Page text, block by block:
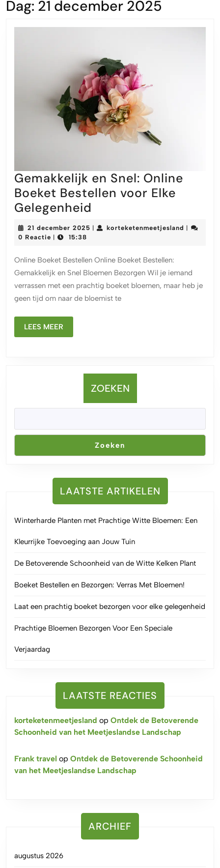
Dag: 21 december 2025
Gemakkelijk en Snel: Online
Boeket Bestellen voor Elke
Gelegenheid
en
Snel:
Boeket
Bestellen
voor
21 december 2025 21| korteketenmeetjesland |
0 Reactie | 15:38
Online Boeket Bestellen Online Boeket Bestellen:
Gemakkelijk en Snel Bloemen Bezorgen Wil je iemand
verrassen met een prachtig boeket bloemen, maar heb je
geen tijd om naar de bloemist te
LEES MEER
MEER
ZOEKEN
Zoeken
LAATSTE ARTIKELEN
Winterharde Planten met Prachtige Witte Bloemen: Een
Kleurrijke Toevoeging aan Jouw Tuin
De Betoverende Schoonheid van de Witte Kelken Plant
Boeket Bestellen en Bezorgen: Verras Met Bloemen!
Laat een prachtig boeket bezorgen voor elke gelegenheid
Prachtige Bloemen Bezorgen Voor Een Speciale
Verjaardag
LAATSTE REACTIES
korteketenmeetjesland op Ontdek de Betoverende
Schoonheid van het Meetjeslandse Landschap
Frank travel op Ontdek de Betoverende Schoonheid
van het Meetjeslandse Landschap
ARCHIEF
augustus 2026